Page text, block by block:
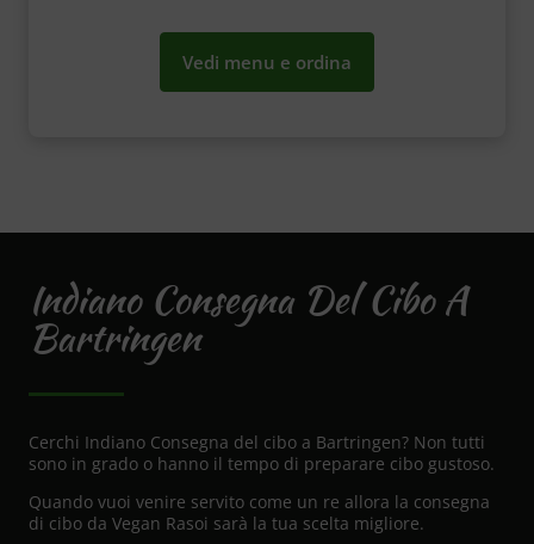
Vedi menu e ordina
Indiano Consegna Del Cibo A
Bartringen
Cerchi Indiano Consegna del cibo a Bartringen? Non tutti
sono in grado o hanno il tempo di preparare cibo gustoso.
Quando vuoi venire servito come un re allora la consegna
di cibo da Vegan Rasoi sarà la tua scelta migliore.